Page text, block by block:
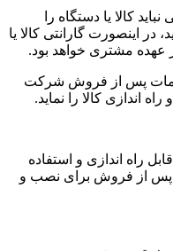
کالا یا دستگاه را
در اینصورت گارانتی کالا یا
عهده مشتری خواهد بود.
پس از فروش شرکت
اندازی کالا را نماید.
راه اندازی و استفاده
پس از فروش برای نصب و